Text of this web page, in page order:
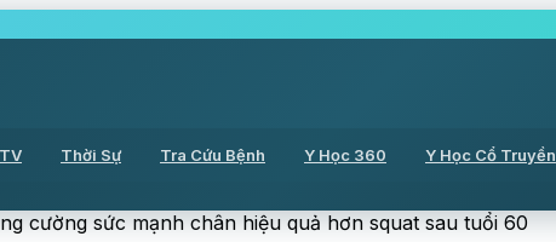
Thời Sự Tra Cứu Bệnh Y Học 360 Y Học Cổ Truyền
cường sức mạnh chân hiệu quả hơn squat sau tuổi 60